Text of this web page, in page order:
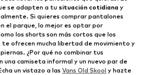
se adapten a tu situación cotidiana y
Si quieres comprar pantalones
el parque, lo mejor es optar por
los shorts son más cortos que los
te ofrecen mucha libertad de movimiento y
¿Por qué no combinar tus
una camiseta informal y un nuevo par de
un vistazo a las Vans Old Skool y hazte